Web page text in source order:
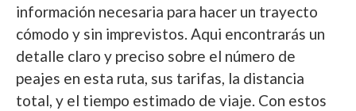
información necesaria para hacer un trayecto
cómodo y sin imprevistos. Aqui encontrarás un
detalle claro y preciso sobre el número de
peajes en esta ruta, sus tarifas, la distancia
total, y el tiempo estimado de viaje. Con estos